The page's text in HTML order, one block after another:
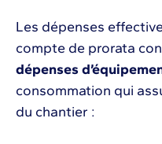
Les dépenses
compte de prorata
dépenses
consommation qui
du chantier :